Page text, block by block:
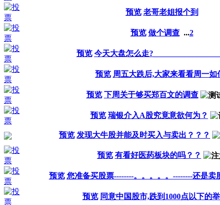
预览 老哥老姐报个到
预览 做个调查 ...2
预览 今天大盘怎么走
预览 周五大跌后,大家来看看周一如
预览 下周关于够买郑百文的调查
预览 瑞银介入A股究竟意欲何为？
预览 发现大牛股并能及时买入与卖出？？？
预览 有看好医药板块的吗？？
预览 您准备买股票--------。。。。。--------还是卖
预览 同意中国股市,跌到1000点以下的